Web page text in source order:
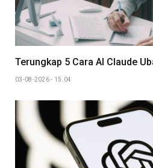
Terungkap 5 Cara AI Claude
03-08-2026 - 15.04